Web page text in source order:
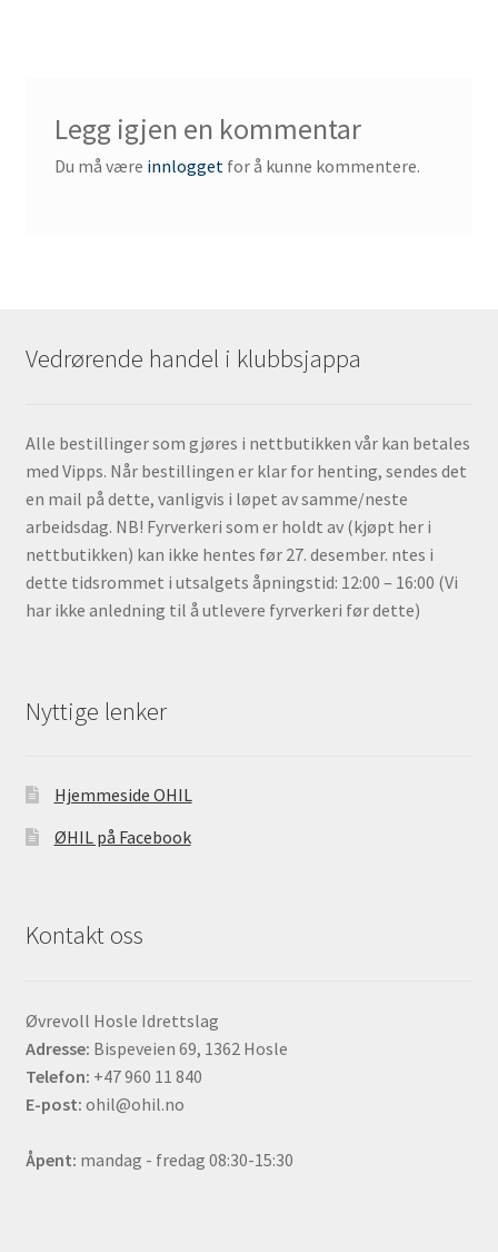
Legg igjen en kommentar
Du må være innloggetfor å kunne kommentere.
Vedrørende handel i klubbsjappa
Alle bestillinger som gjøres i nettbutikken vår kan betales
med Vipps. Når bestillingen er klar for henting, sendes det
en mail på dette, vanligvis i løpet av samme/neste
arbeidsdag. NB! Fyrverkeri som er holdt av (kjøpt her i
nettbutikken) kan ikke hentes før 27. desember. ntes i
dette tidsrommet i utsalgets åpningstid: 12:00 – 16:00 (Vi
har ikke anledning til å utlevere fyrverkeri før dette)
Nyttige lenker
Hjemmeside OHIL
ØHIL på Facebook
Kontakt oss
Øvrevoll Hosle Idrettslag
Adresse: Bispeveien 69, 1362 Hosle
Telefon: +47 960 11 840
E-post: ohil@ohil.no
Åpent: mandag - fredag 08:30-15:30